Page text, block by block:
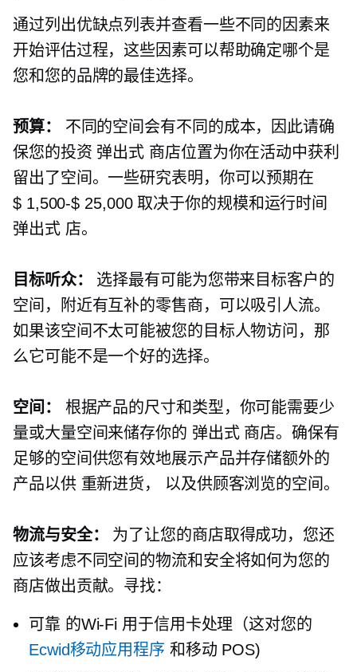
通过列出优缺点列表并查看一些不同的因素来
开始评估过程，这些因素可以帮助确定哪个是
您和您的品牌的最佳选择。
预算：
不同的空间会有不同的成本，因此请确
保您的投资 弹出式 商店位置为你在活动中获利
留出了空间。一些研究表明，你可以预期在
$ 1,500-$ 25,000取决于你的规模和运行时间
弹出式店。
目标听众：
选择最有可能为您带来目标客户的
空间，附近有互补的零售商，可以吸引人流。
如果该空间不太可能被您的目标人物访问，那
么它可能不是一个好的选择。
空间：
根据产品的尺寸和类型，你可能需要少
量或大量空间来储存你的 弹出式商店。确保有
足够的空间供您有效地展示产品并存储额外的
产品以供 重新进货， 以及供顾客浏览的空间。
物流与安全：
为了让您的商店取得成功，您还
应该考虑不同空间的物流和安全将如何为您的
商店做出贡献。寻找：
可靠 的Wi-Fi 用于信用卡处理（这对您的
Ecwid移动应用程序 和移动 POS)